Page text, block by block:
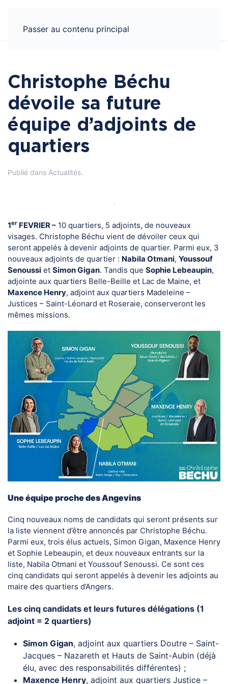
Passer au contenu principal
Christophe Béchu
dévoile sa future
équipe d’adjoints de
quartiers
Publié dans Actualités.
1er FEVRIER – 10 quartiers, 5 adjoints, de nouveaux
visages. Christophe Béchu vient de dévoiler ceux qui
seront appelés à devenir adjoints de quartier. Parmi eux, 3
nouveaux adjoints de quartier : Nabila Otmani, Youssouf
Senoussi et Simon Gigan. Tandis que Sophie Lebeaupin,
adjointe aux quartiers Belle-Beille et Lac de Maine, et
Maxence Henry, adjoint aux quartiers Madeleine –
Justices – Saint-Léonard et Roseraie, conserveront les
mêmes missions.
Une équipe proche des Angevins
Cinq nouveaux noms de candidats qui seront présents sur
la liste viennent d’être annoncés par Christophe Béchu.
Parmi eux, trois élus actuels, Simon Gigan, Maxence Henry
et Sophie Lebeaupin, et deux nouveaux entrants sur la
liste, Nabila Otmani et Youssouf Senoussi. Ce sont ces
cinq candidats qui seront appelés à devenir les adjoints au
maire des quartiers d’Angers.
Les cinq candidats et leurs futures délégations (1
adjoint = 2 quartiers)
Simon Gigan, adjoint aux quartiers Doutre – Saint-
Jacques – Nazareth et Hauts de Saint-Aubin (déjà
élu, avec des responsabilités différentes) ;
Maxence Henry, adjoint aux quartiers Justice –